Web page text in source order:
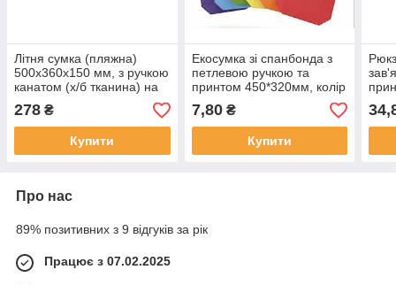
Літня сумка (пляжна)
500х360х150 мм, з ручкою
канатом (х/б тканина) на
блискавці з внутрішньою
кишенею, принт у
асортименті
278 ₴
Купити
Екосумка зі спанбонда з
петлевою ручкою та
принтом 450*320мм, колір
в асортименті
7,80₴
Купити
Про нас
89% позитивних з 9 відгуків за рік
Працює з 07.02.2025